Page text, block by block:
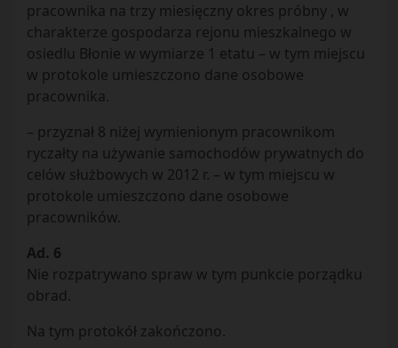
pracownika na trzy miesięczny okres próbny , w
charakterze gospodarza rejonu mieszkalnego w
osiedlu Błonie w wymiarze 1 etatu – w tym miejscu
w protokole umieszczono dane osobowe
pracownika.
– przyznał 8 niżej wymienionym pracownikom
ryczałty na używanie samochodów prywatnych do
celów służbowych w 2012 r. – w tym miejscu w
protokole umieszczono dane osobowe
pracowników.
Ad. 6
Nie rozpatrywano spraw w tym punkcie porządku
obrad.
Na tym protokół zakończono.